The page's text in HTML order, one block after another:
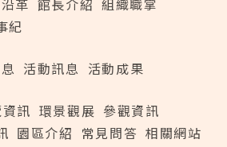
革 館長介紹 組織職掌
紀
活動訊息 活動成果
訊 環景觀展 參觀資訊
園區介紹 常見問答 相關網站